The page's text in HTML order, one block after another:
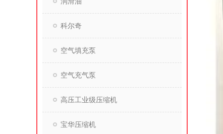
科尔奇
空气填充泵
空气充气泵
高压工业级压缩机
宝华压缩机